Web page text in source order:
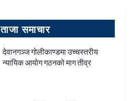
ताजा समाचार
देवानगञ्ज गोलीकाण्डमा उच्चस्तरीय
न्यायिक आयोग गठनको माग तीव्र